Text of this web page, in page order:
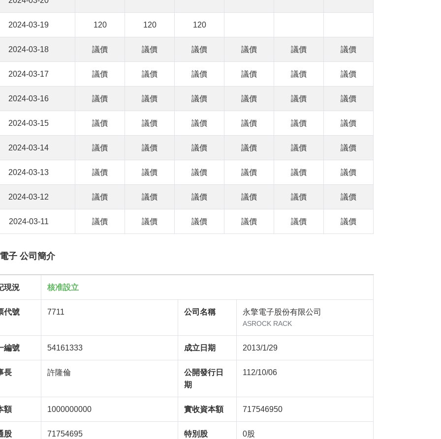
2024-03-19 120 120 120
2024-03-18 議價 議價 議價 議價 議價 議價
2024-03-17 議價 議價 議價 議價 議價 議價
2024-03-16 議價 議價 議價 議價 議價 議價
2024-03-15 議價 議價 議價 議價 議價 議價
2024-03-14 議價 議價 議價 議價 議價 議價
2024-03-13 議價 議價 議價 議價 議價 議價
2024-03-12 議價 議價 議價 議價 議價 議價
2024-03-11 議價 議價 議價 議價 議價 議價
子 公司簡介
現況 核准設立
代號 7711 公司名稱 永擎電子股份有限公司
ASROCK RACK
編號 54161333 成立日期 2013/1/29
長 許隆倫
公開發行日
期
112/10/06
額 1000000000 實收資本額 717546950
股 71754695 特別股 0股